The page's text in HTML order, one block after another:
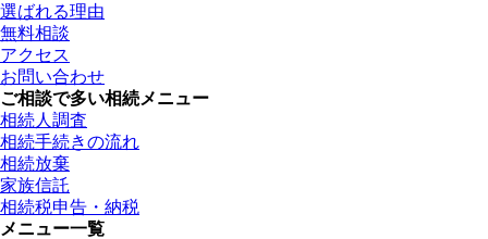
選ばれる理由
無料相談
アクセス
お問い合わせ
ご相談で多い相続メニュー
相続人調査
相続手続きの流れ
相続放棄
家族信託
相続税申告・納税
メニュー一覧